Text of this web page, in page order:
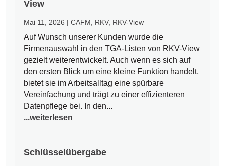
View
Mai 11, 2026 |CAFM RKV, RKV-View
Auf Wunsch unserer Kunden wurde die
Firmenauswahl in den TGA-Listen von RKV-View
gezielt weiterentwickelt. Auch wenn es sich auf
den ersten Blick um eine kleine Funktion handelt,
bietet sie im Arbeitsalltag eine spürbare
Vereinfachung und trägt zu einer effizienteren
Datenpflege bei. In den...
...weiterlesen
Schlüsselübergabe